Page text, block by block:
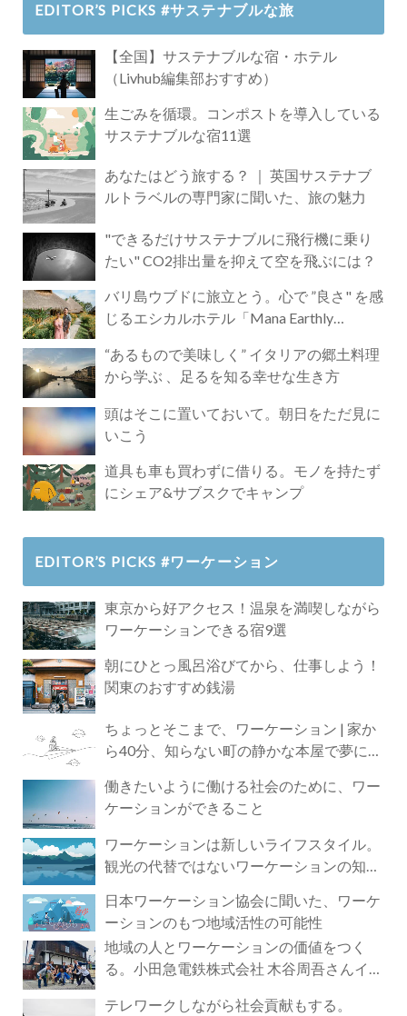
EDITOR’S PICKS #サステナブルな旅
【全国】サステナブルな宿・ホテル
（Livhub編集部おすすめ）
生ごみを循環。コンポストを導入している
サステナブルな宿11選
あなたはどう旅する？ ｜ 英国サステナブ
ルトラベルの専門家に聞いた、旅の魅力
"できるだけサステナブルに飛行機に乗り
たい" CO2排出量を抑えて空を飛ぶには？
バリ島ウブドに旅立とう。心で ”良さ" を感
じるエシカルホテル「Mana Earthly
“あるもので美味しく” イタリアの郷土料理
から学ぶ 、足るを知る幸せな生き方
頭はそこに置いておいて。朝日をただ見に
いこう
道具も車も買わずに借りる。モノを持たず
にシェア&サブスクでキャンプ
EDITOR’S PICKS #ワーケーション
東京から好アクセス！温泉を満喫しながら
ワーケーションできる宿9選
朝にひとっ風呂浴びてから、仕事しよう！
関東のおすすめ銭湯
ちょっとそこまで、ワーケーション | 家か
ら40分、知らない町の静かな本屋で夢に近
働きたいように働ける社会のために、ワー
ケーションができること
ワーケーションは新しいライフスタイル。
観光の代替ではないワーケーションの知ら
日本ワーケーション協会に聞いた、ワーケ
ーションのもつ地域活性の可能性
地域の人とワーケーションの価値をつく
る。小田急電鉄株式会社 木谷周吾さんイン
テレワークしながら社会貢献もする。